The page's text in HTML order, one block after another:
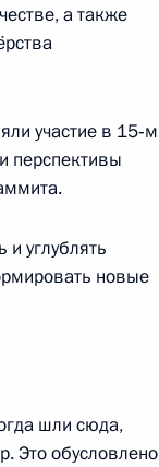
а также
участие в 15‑м
перспективы
углублять
новые
шли сюда,
Это обусловлено